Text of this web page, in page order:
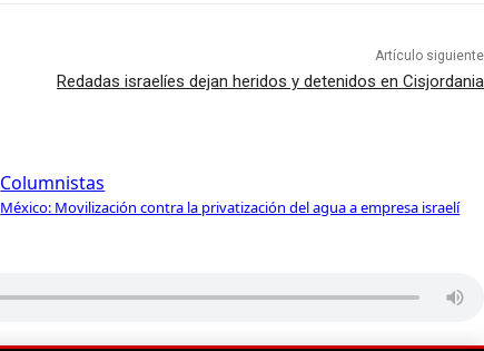
Artículo siguiente
Redadas israelíes dejan heridos y detenidos en Cisjordania
Columnistas
México: Movilización contra la privatización del agua a empresa israelí